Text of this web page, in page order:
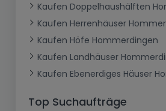
Kaufen Doppelhaushälften
Kaufen Herrenhäuser
Kaufen Höfe Hommerdingen
Kaufen Landhäuser
Kaufen Ebenerdiges Häuser
Top Suchaufträge